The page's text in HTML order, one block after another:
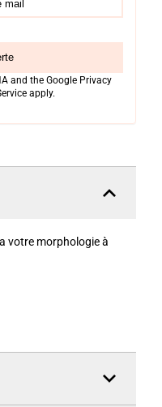
and the Google Privacy
apply.
votre morphologie à